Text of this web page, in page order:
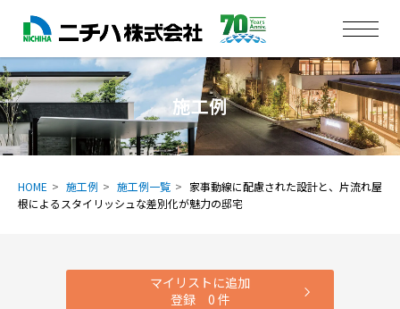
施工例
HOME 施工例 施工例一覧
家事動線に配慮された設計と、片流れ屋
根によるスタイリッシュな差別化が魅力の邸宅
マイリストに追加
登録 0 件